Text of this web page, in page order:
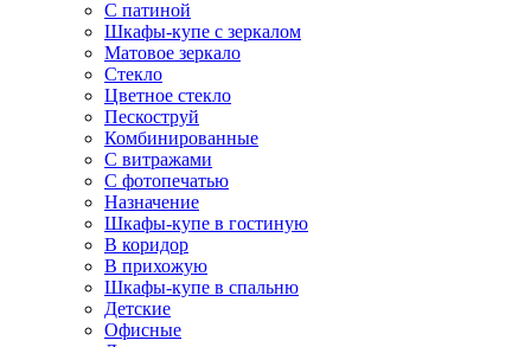
С патиной
Шкафы-купе с зеркалом
Матовое зеркало
Стекло
Цветное стекло
Пескоструй
Комбинированные
С витражами
С фотопечатью
Назначение
Шкафы-купе в гостиную
В коридор
В прихожую
Шкафы-купе в спальню
Детские
Офисные